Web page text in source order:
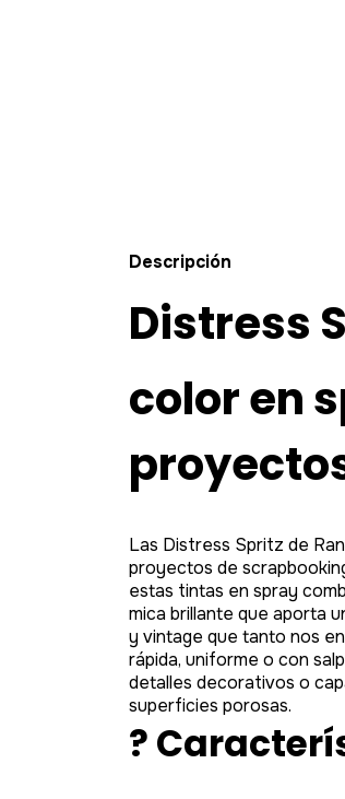
Descripción
Distress
color en
Las Distress Spritz de
proyectos de
estas tintas en spray
mica brillante que aporta
y vintage que tanto nos
rápida, uniforme o con
detalles decorativos o
superficies porosas.
?